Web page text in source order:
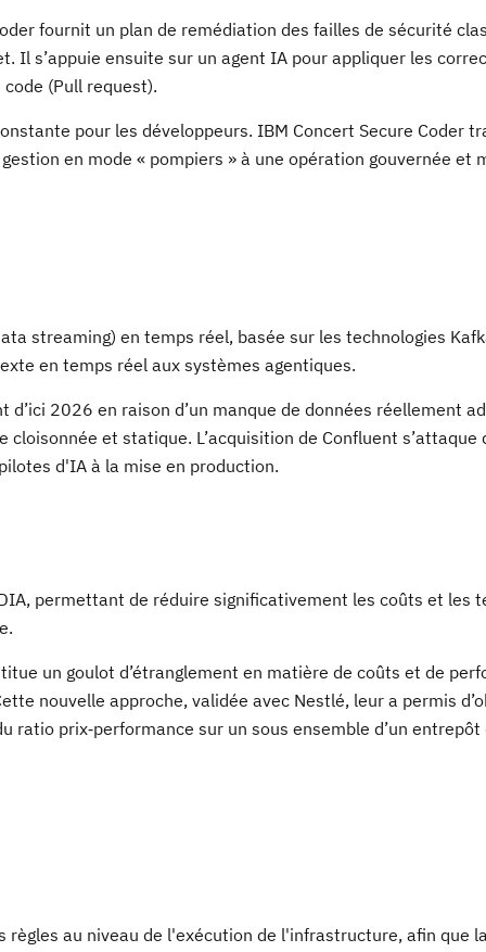
fournit un plan de remédiation des failles de sécurité
s’appuie ensuite sur un agent IA pour appliquer les
(Pull request).
pour les développeurs. IBM Concert Secure Coder
en mode « pompiers » à une opération gouvernée et
streaming) en temps réel, basée sur les technologies
en temps réel aux systèmes agentiques.
2026 en raison d’un manque de données réellement
et statique. L’acquisition de Confluent
d'IA à la mise en production.
permettant de réduire significativement les coûts et les
un goulot d’étranglement en matière de coûts et de
nouvelle approche, validée avec Nestlé, leur a permis
prix‑performance sur un sous ensemble d’un entrepôt
au niveau de l'exécution de l'infrastructure, afin que